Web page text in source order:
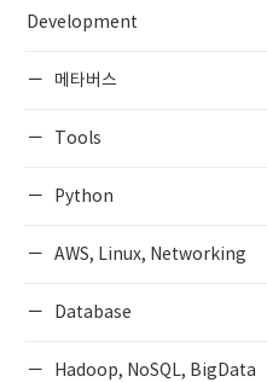
Development
메타버스
Tools
Python
AWS, Linux, Networking
Database
Hadoop, NoSQL, BigData